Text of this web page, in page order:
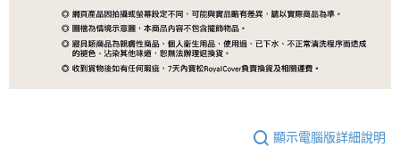
顯示電腦版詳細說明